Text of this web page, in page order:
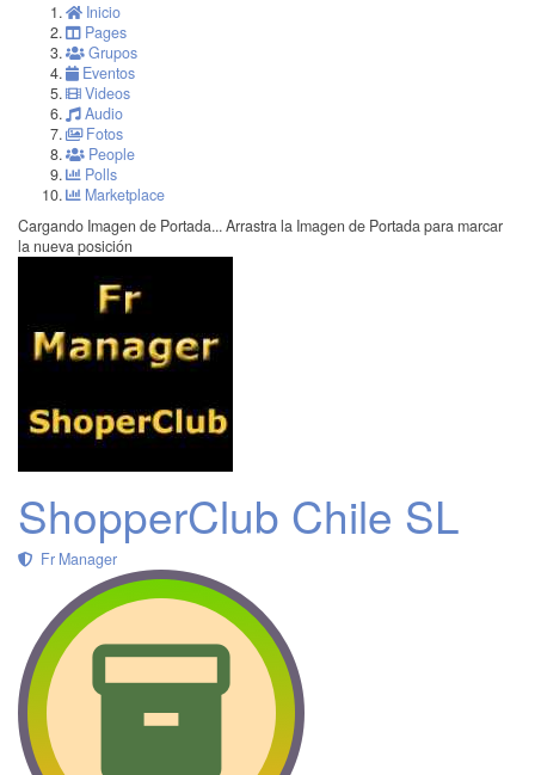
Inicio
Pages
Grupos
Eventos
Videos
Audio
Fotos
People
Polls
Marketplace
Cargando Imagen de Portada... Arrastra la Imagen de Portada para marcar
la nueva posición
ShopperClub Chile SL
Fr Manager